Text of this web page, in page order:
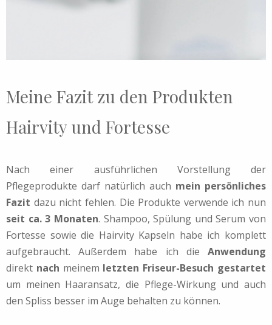
Meine Fazit zu den Produkten
Hairvity und Fortesse
Nach einer ausführlichen Vorstellung der
Pflegeprodukte darf natürlich auch mein persönliches
Fazit dazu nicht fehlen. Die Produkte verwende ich nun
seit ca. 3 Monaten. Shampoo, Spülung und Serum von
Fortesse sowie die Hairvity Kapseln habe ich komplett
aufgebraucht. Außerdem habe ich die Anwendung
direkt nach meinem letzten Friseur-Besuch gestartet
um meinen Haaransatz, die Pflege-Wirkung und auch
den Spliss besser im Auge behalten zu können.